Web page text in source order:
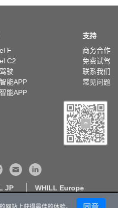
F
C2
驶
能APP
能APP
支持
商务合作
免费试驾
联系我们
常见问题
JP WHILL Europe
苏公网安备32050702012130号